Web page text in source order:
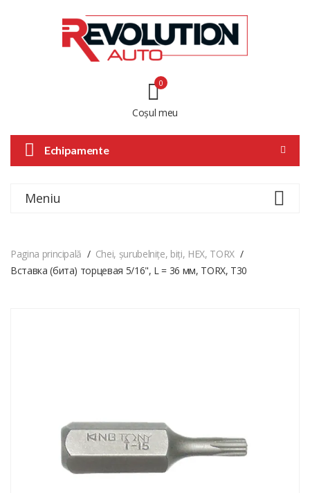
Coșul meu
0
Echipamente
Meniu
Pagina principală
Chei, șurubelnițe, biți, HEX, TORX
Вставка (бита) торцевая 5/16", L = 36 мм, TORX, T30